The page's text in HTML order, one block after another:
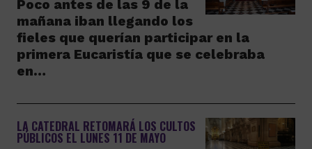
Poco antes de las 9 de la
mañana iban llegando los
fieles que querían participar en la
primera Eucaristía que se celebraba
en…
LA CATEDRAL RETOMARÁ LOS CULTOS
PÚBLICOS EL LUNES 11 DE MAYO